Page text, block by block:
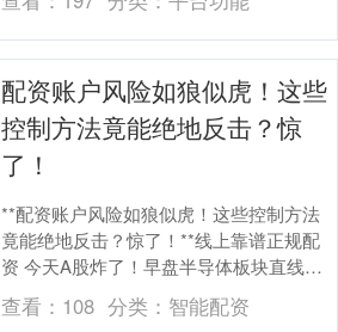
公开的调研样本....
配资账户风险如狼似虎！这些
控制方法竟能绝地反击？惊
了！
**配资账户风险如狼似虎！这些控制方法
竟能绝地反击？惊了！**线上靠谱正规配
资 今天A股炸了！早盘半导体板块直线拉
升，光刻胶概念股集体涨停，而另一边的
房地产板块....
查看： 108 分类： 智能配资